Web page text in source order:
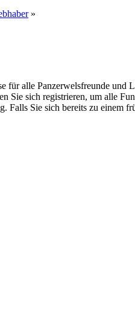
»
alle Panzerwelsfreunde und
sich registrieren, um alle
Falls Sie sich bereits zu einem